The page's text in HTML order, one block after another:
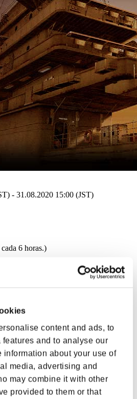
content and ads, to
and to analyse our
information about your use of
media, advertising and
may combine it with other
provided to them or that
- 31.08.2020 15:00 (JST)
6 horas.)